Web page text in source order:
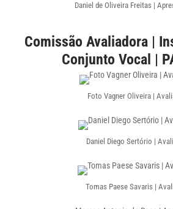
Daniel de Oliveira Freitas |
Comissão Avaliadora |
Conjunto Vocal |
Foto Vagner Oliveira |
Daniel Diego Sertório |
Tomas Paese Savaris |